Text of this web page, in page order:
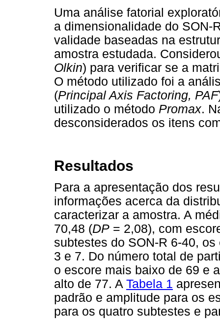
Uma análise fatorial
a dimensionalidade do SON-
validade baseadas na
amostra estudada.
Olkin) para verificar se a
O método utilizado foi a
(Principal Axis Factoring, PAF
utilizado o método Promax.
desconsiderados os itens
Resultados
Para a apresentação dos
informações acerca da
caracterizar a amostra. A
70,48 (DP = 2,08), com
subtestes do SON-R 6-40,
3 e 7. Do número total de
o escore mais baixo de 69 e
alto de 77. A Tabela 1
padrão e amplitude para os
para os quatro subtestes e